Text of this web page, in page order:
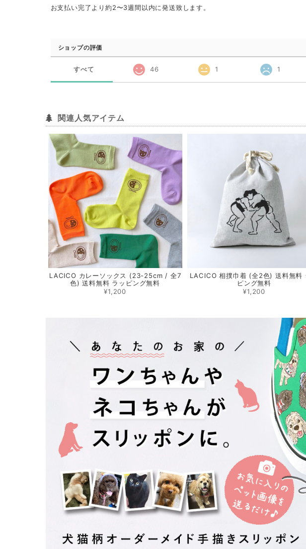
お支払い完了より約2〜3週間以内に発送致します。
ショップの評価
すべて 46 1 1
関連人気アイテム
LACICO カレーソックス (23-25cm / 全7
色) 送料無料 ラッピング無料
¥1,200
LACICO 相撲巾着 (全2色) 送料無料
ピング無料
¥1,200